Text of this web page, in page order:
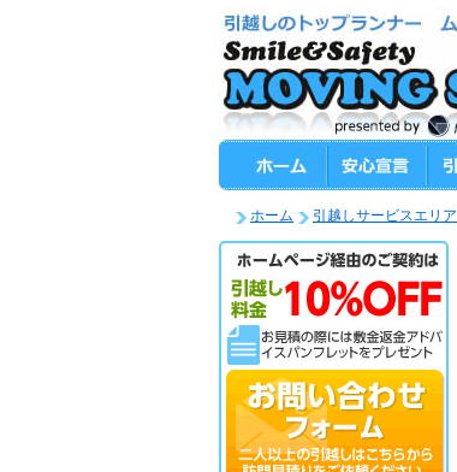
ホーム 引越しサービスエリア